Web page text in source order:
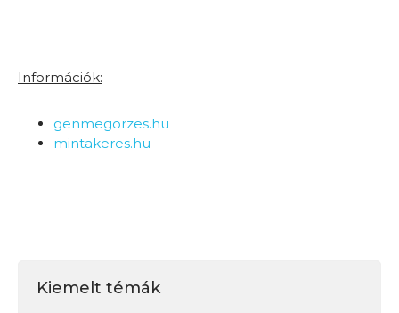
Információk:
genmegorzes.hu
mintakeres.hu
Kiemelt témák